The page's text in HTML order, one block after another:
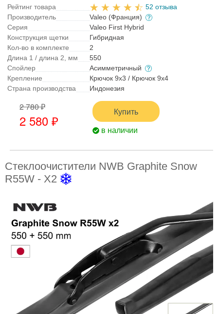
Рейтинг товара
52 отзыва
Производитель
Valeo (Франция)
Серия
Valeo First Hybrid
Конструкция щетки
Гибридная
Кол-во в комплекте
2
Длина 1 / длина 2, мм
550
Спойлер
Асимметричный
Крепление
Крючок 9x3 / Крючок 9x4
Страна производства
Индонезия
2 780 ₽
2 580 ₽
Купить
в наличии
Стеклоочистители NWB Graphite Snow
R55W - X2